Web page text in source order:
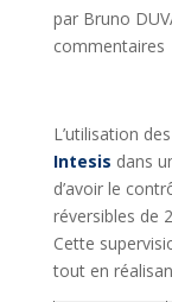
par Bruno
commentaires
L’utilisation des
Intesis dans
d’avoir le
réversibles de
Cette
tout en